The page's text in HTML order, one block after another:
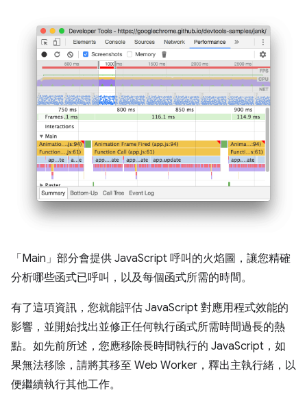
「Main」 部分會提供 JavaScript 呼叫的火焰圖，讓您精確
分析哪些函式已呼叫，以及每個函式所需的時間。
有了這項資訊，您就能評估 JavaScript 對應用程式效能的
影響，並開始找出並修正任何執行函式所需時間過長的熱
點。如先前所述，您應移除長時間執行的 JavaScript，如
果無法移除，請將其移至 Web Worker，釋出主執行緒，以
便繼續執行其他工作。